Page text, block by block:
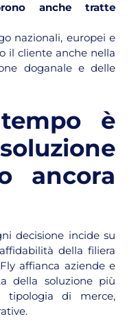
anche tratte
nazionali, europei e
il cliente anche nella
doganale e delle
è
ancora
decisione incide su
della filiera
affianca aziende e
della soluzione più
tipologia di merce,